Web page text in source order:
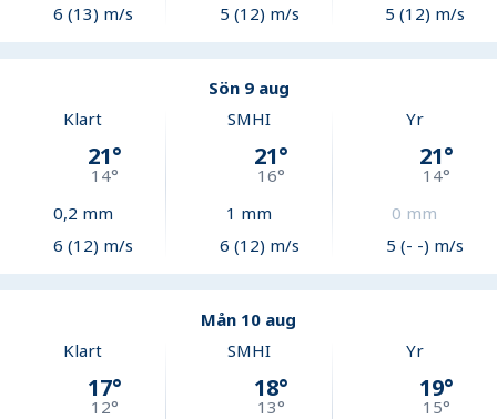
6 (13) m/s
5 (12) m/s
5 (12) m/s
Sön 9 aug
Klart
21°
14°
0,2 mm
6 (12) m/s
SMHI
21°
16°
1 mm
6 (12) m/s
Yr
21°
14°
0 mm
5 (- -) m/s
Mån 10 aug
Klart
17°
12°
SMHI
18°
13°
Yr
19°
15°